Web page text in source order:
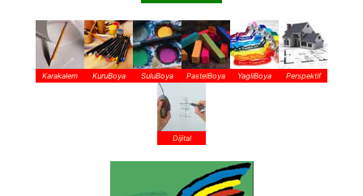
Karakalem KuruBoya SuluBoya PastelBoya YagliBoya Perspektif
Dijital